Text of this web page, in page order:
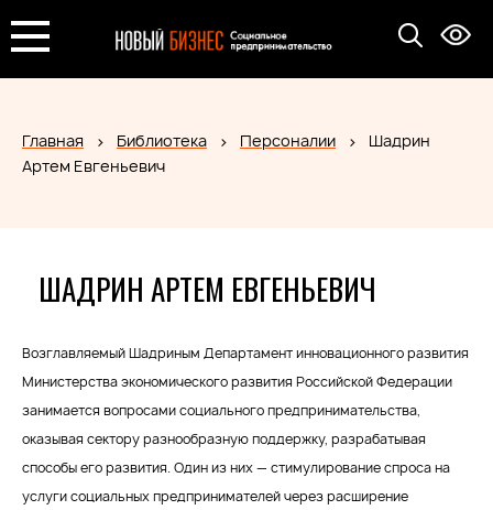
Главная Библиотека Персоналии
Шадрин
Артем Евгеньевич
ШАДРИН АРТЕМ ЕВГЕНЬЕВИЧ
Возглавляемый Шадриным Департамент инновационного развития
Министерства экономического развития Российской Федерации
занимается вопросами социального предпринимательства,
оказывая сектору разнообразную поддержку, разрабатывая
способы его развития. Один из них — стимулирование спроса на
услуги социальных предпринимателей через расширение